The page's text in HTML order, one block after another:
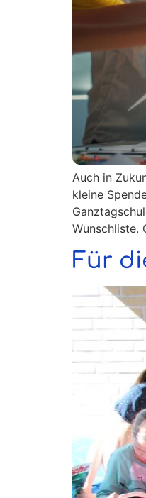
Auch in
kleine
Wunschliste.
Für